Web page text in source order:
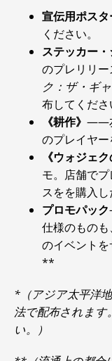
宣伝用ポスタ
ください。
ステッカー・
のプレリリ
ク：ザ・ギ
布してくださ
《耕作》 ――
のプレイヤー
《ウォジェ
モ。店舗で
スをを購入し
プロモパック
仕様のものも、
のイベントを
**
*（アジア太平洋
法で配布されます
い。）